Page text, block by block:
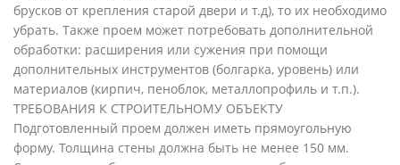
брусков от крепления старой двери и т.д), то их необходимо
убрать. Также проем может потребовать дополнительной
обработки: расширения или сужения при помощи
дополнительных инструментов (болгарка, уровень) или
материалов (кирпич, пеноблок, металлопрофиль и т.п.).
ТРЕБОВАНИЯ К СТРОИТЕЛЬНОМУ ОБЪЕКТУ
Подготовленный проем должен иметь прямоугольную
форму. Толщина стены должна быть не менее 150 мм.